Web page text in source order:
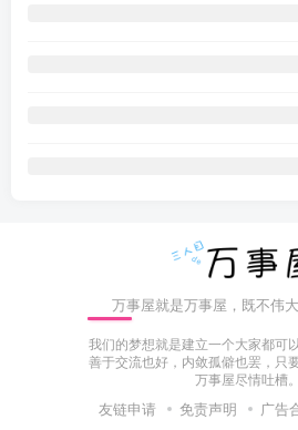
万事屋就是万事屋，既不伟大
我们的梦想就是建立一个大家都可
善于交流也好，内敛孤僻也罢，只
万事屋尽情吐槽。
友链申请 免责声明 广告